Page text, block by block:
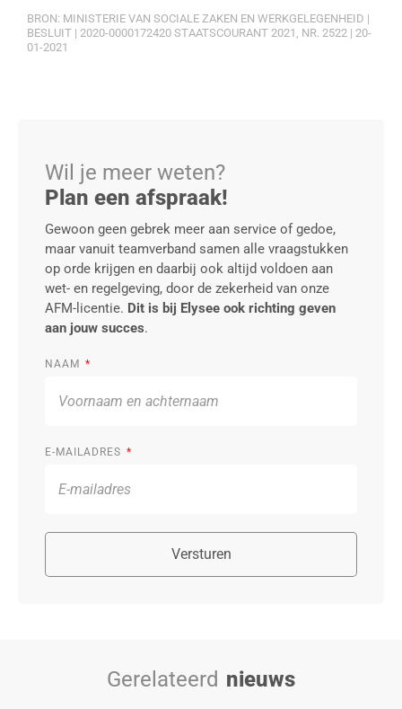
BRON: MINISTERIE VAN SOCIALE ZAKEN EN WERKGELEGENHEID |
BESLUIT | 2020-0000172420 STAATSCOURANT 2021, NR. 2522 | 20-
01-2021
Wil je meer weten?
Plan een afspraak!
Gewoon geen gebrek meer aan service of gedoe,
maar vanuit teamverband samen alle vraagstukken
op orde krijgen en daarbij ook altijd voldoen aan
wet- en regelgeving, door de zekerheid van onze
AFM-licentie. Dit is bij Elysee ook richting geven
aan jouw succes.
NAAM
E-MAILADRES
Versturen
Gerelateerd nieuws